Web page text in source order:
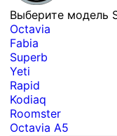
Выберите модель
Octavia
Fabia
Superb
Yeti
Rapid
Kodiaq
Roomster
Octavia A5